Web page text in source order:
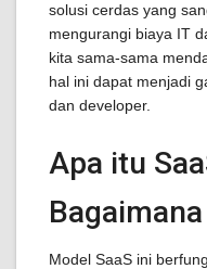
solusi cerdas yang
mengurangi biaya IT
kita sama-sama
hal ini dapat menjadi
dan developer.
Apa itu
Model SaaS ini